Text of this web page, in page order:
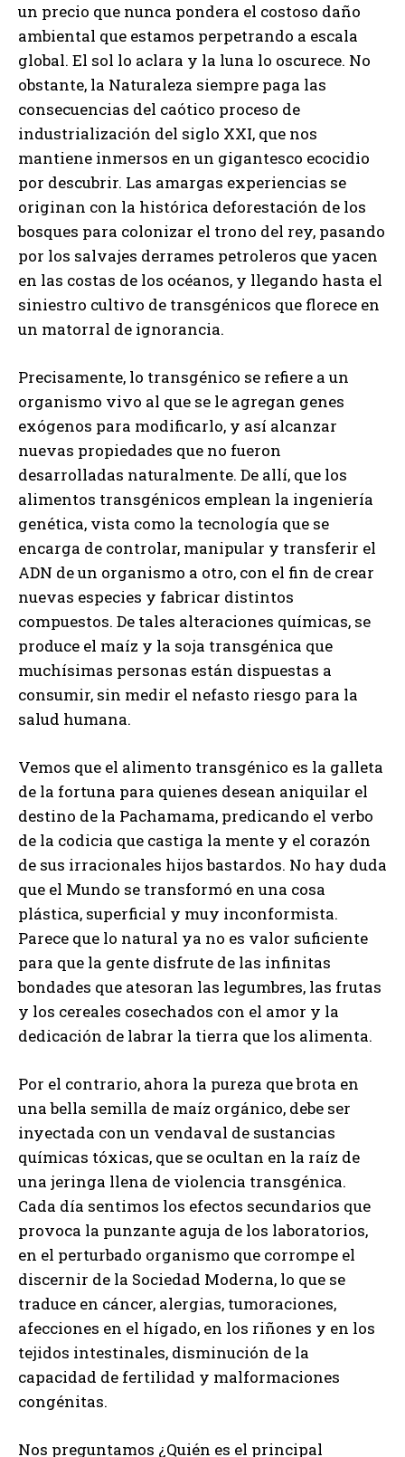
un precio que nunca pondera el costoso daño
ambiental que estamos perpetrando a escala
global. El sol lo aclara y la luna lo oscurece. No
obstante, la Naturaleza siempre paga las
consecuencias del caótico proceso de
industrialización del siglo XXI, que nos
mantiene inmersos en un gigantesco ecocidio
por descubrir. Las amargas experiencias se
originan con la histórica deforestación de los
bosques para colonizar el trono del rey, pasando
por los salvajes derrames petroleros que yacen
en las costas de los océanos, y llegando hasta el
siniestro cultivo de transgénicos que florece en
un matorral de ignorancia.
Precisamente, lo transgénico se refiere a un
organismo vivo al que se le agregan genes
exógenos para modificarlo, y así alcanzar
nuevas propiedades que no fueron
desarrolladas naturalmente. De allí, que los
alimentos transgénicos emplean la ingeniería
genética, vista como la tecnología que se
encarga de controlar, manipular y transferir el
ADN de un organismo a otro, con el fin de crear
nuevas especies y fabricar distintos
compuestos. De tales alteraciones químicas, se
produce el maíz y la soja transgénica que
muchísimas personas están dispuestas a
consumir, sin medir el nefasto riesgo para la
salud humana.
Vemos que el alimento transgénico es la galleta
de la fortuna para quienes desean aniquilar el
destino de la Pachamama, predicando el verbo
de la codicia que castiga la mente y el corazón
de sus irracionales hijos bastardos. No hay duda
que el Mundo se transformó en una cosa
plástica, superficial y muy inconformista.
Parece que lo natural ya no es valor suficiente
para que la gente disfrute de las infinitas
bondades que atesoran las legumbres, las frutas
y los cereales cosechados con el amor y la
dedicación de labrar la tierra que los alimenta.
Por el contrario, ahora la pureza que brota en
una bella semilla de maíz orgánico, debe ser
inyectada con un vendaval de sustancias
químicas tóxicas, que se ocultan en la raíz de
una jeringa llena de violencia transgénica.
Cada día sentimos los efectos secundarios que
provoca la punzante aguja de los laboratorios,
en el perturbado organismo que corrompe el
discernir de la Sociedad Moderna, lo que se
traduce en cáncer, alergias, tumoraciones,
afecciones en el hígado, en los riñones y en los
tejidos intestinales, disminución de la
capacidad de fertilidad y malformaciones
congénitas.
Nos preguntamos ¿Quién es el principal